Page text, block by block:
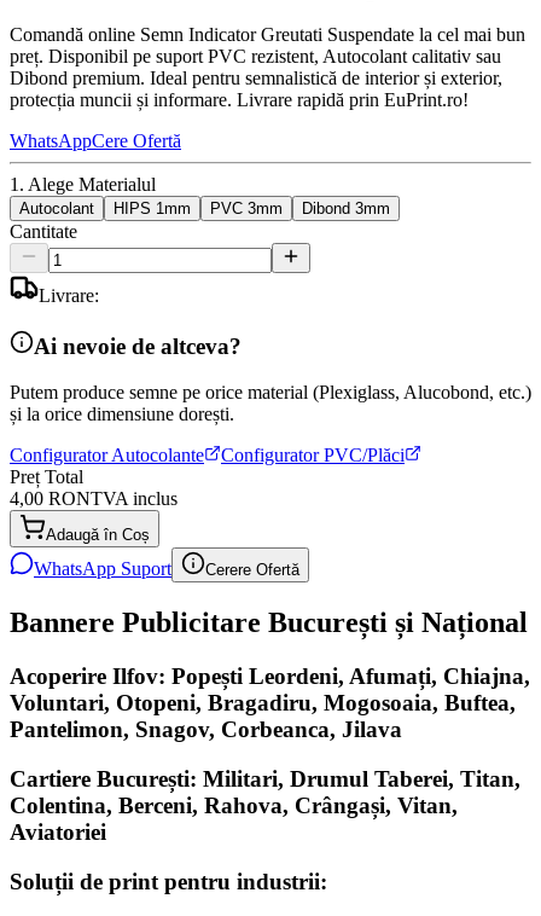
Comandă online Semn Indicator Greutati Suspendate la cel mai bun
preț. Disponibil pe suport PVC rezistent, Autocolant calitativ sau
Dibond premium. Ideal pentru semnalistică de interior și exterior,
protecția muncii și informare. Livrare rapidă prin EuPrint.ro!
WhatsAppCere Ofertă
1. Alege Materialul
Autocolant HIPS 1mm PVC 3mm Dibond 3mm
Cantitate
Livrare:
Ai nevoie de altceva?
Putem produce semne pe orice material (Plexiglass, Alucobond, etc.)
și la orice dimensiune dorești.
Configurator Autocolante
Configurator PVC/Plăci
Preț Total
4,00 RONTVA inclus
Adaugă în Coș
WhatsApp Suport Cerere Ofertă
Bannere Publicitare București și Național
Acoperire Ilfov: Popești Leordeni, Afumați, Chiajna,
Voluntari, Otopeni, Bragadiru, Mogosoaia, Buftea,
Pantelimon, Snagov, Corbeanca, Jilava
Cartiere București: Militari, Drumul Taberei, Titan,
Colentina, Berceni, Rahova, Crângași, Vitan,
Aviatoriei
Soluții de print pentru industrii: